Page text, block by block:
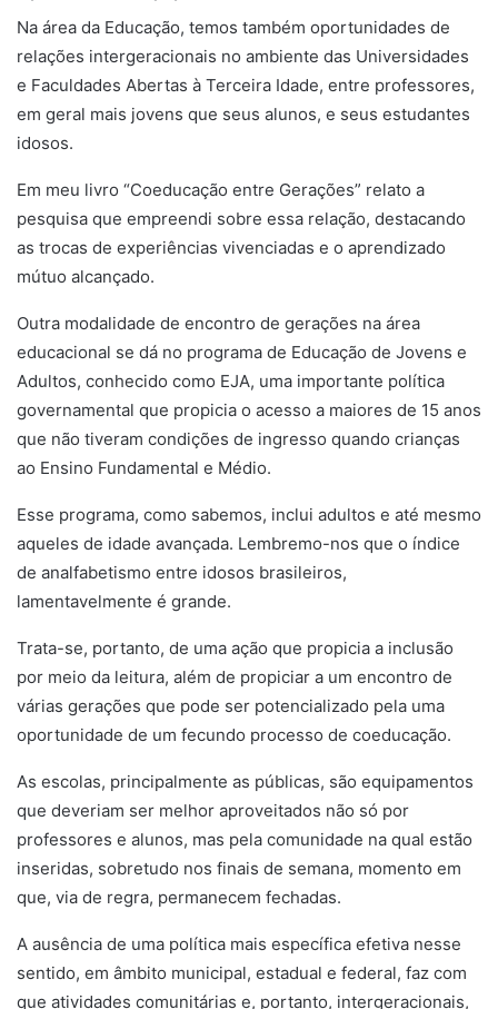
Na área da Educação, temos também oportunidades de
relações intergeracionais no ambiente das Universidades
e Faculdades Abertas à Terceira Idade, entre professores,
em geral mais jovens que seus alunos, e seus estudantes
idosos.
Em meu livro “Coeducação entre Gerações” relato a
pesquisa que empreendi sobre essa relação, destacando
as trocas de experiências vivenciadas e o aprendizado
mútuo alcançado.
Outra modalidade de encontro de gerações na área
educacional se dá no programa de Educação de Jovens e
Adultos, conhecido como EJA, uma importante política
governamental que propicia o acesso a maiores de 15 anos
que não tiveram condições de ingresso quando crianças
ao Ensino Fundamental e Médio.
Esse programa, como sabemos, inclui adultos e até mesmo
aqueles de idade avançada. Lembremo-nos que o índice
de analfabetismo entre idosos brasileiros,
lamentavelmente é grande.
Trata-se, portanto, de uma ação que propicia a inclusão
por meio da leitura, além de propiciar a um encontro de
várias gerações que pode ser potencializado pela uma
oportunidade de um fecundo processo de coeducação.
As escolas, principalmente as públicas, são equipamentos
que deveriam ser melhor aproveitados não só por
professores e alunos, mas pela comunidade na qual estão
inseridas, sobretudo nos finais de semana, momento em
que, via de regra, permanecem fechadas.
A ausência de uma política mais específica efetiva nesse
sentido, em âmbito municipal, estadual e federal, faz com
que atividades comunitárias e, portanto, intergeracionais,